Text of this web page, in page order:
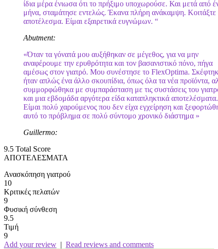
ίδια μέρα ένιωσα ότι το πρήξιμο υποχωρούσε. Και μετά από
μήνα, σταμάτησε εντελώς. Έκανα πλήρη ανάκαμψη. Κοιτάξτε
αποτέλεσμα. Είμαι εξαιρετικά ευγνώμων. “
Abutment:
«Όταν τα γόνατά μου αυξήθηκαν σε μέγεθος, για να μην
αναφέρουμε την ερυθρότητα και τον βασανιστικό πόνο, πήγα
αμέσως στον γιατρό. Μου συνέστησε το FlexOptima.
ήταν απλώς ένα άλλο σκουπίδια, όπως όλα τα νέα προϊόντα,
συμμορφώθηκα με συμπαράσταση με τις συστάσεις του
και μια εβδομάδα αργότερα είδα καταπληκτικά αποτελέσματα.
Είμαι πολύ χαρούμενος που δεν είχα εγχείρηση και
αυτό το πρόβλημα σε πολύ σύντομο χρονικό διάστημα »
Guillermo:
9.5 Total Score
ΑΠΟΤΕΛΕΣΜΑΤΑ
Ανασκόπηση γιατρού
10
Κριτικές πελατών
9
Φυσική σύνθεση
9.5
Τιμή
9
Add your review | Read reviews and comments